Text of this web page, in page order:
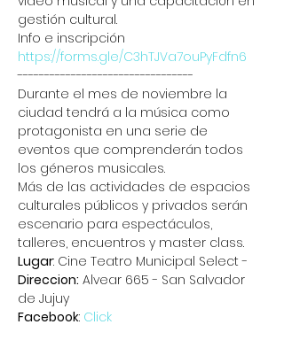
gestión cultural.
Info e inscripción
https://forms.gle/C3hTJVa7ouPyFdfn6
---------------------------------
Durante el mes de noviembre la
ciudad tendrá a la música como
protagonista en una serie de
eventos que comprenderán todos
los géneros musicales.
Más de las actividades de espacios
culturales públicos y privados serán
escenario para espectáculos,
talleres, encuentros y master class.
Lugar: Cine Teatro Municipal Select -
Direccion: Alvear 665 - San Salvador
de Jujuy
Facebook: Click